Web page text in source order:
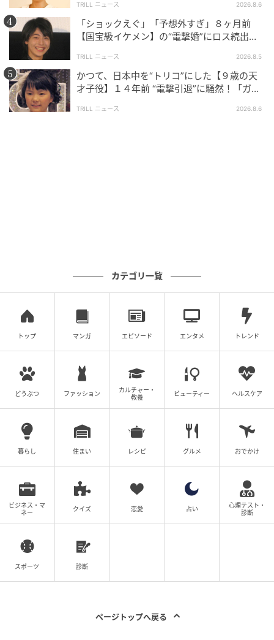
言い方を変えようと。『静かに歩いて！』ではなくて『小
股！』というふうに。これは、効果がありました。さっと直し
てくれて、自分もイラッとしないし、言い方は大事だなと痛感
しています
（中略）夜寝る前にその日にあったことを話す習慣
出典：『森三中・大島美幸さんにインタビュー「今年は夫婦の関係にも
変化がありました」』
（Domani 2020.12.23 配信）
SNSでも「長く続いているのがすごい」「仲の良さが
なく、日常の中で育まれてきた関係性に共感する声が
多い印象で、結婚当初の"驚き"だけでなく、その後の
歩みを通じてお二人への評価が深まっていると感じる
方もいるのではないでしょうか。
それぞれの活動も続いています。鈴木おさむさんは長
年、放送作家として数多くのテレビ番組や企画に関わ
ってきましたが、近年は新たな分野への挑戦にも取り
組んでおり、キャリアの転換期として注目される場面
の幅を広げている点も印象的です。また、2024年には
長年続けてきた放送作家業からの引退を発表
してお
り、大きな節目を迎えたことでも注目を集めました。
大島美幸さんはお笑いトリオ「森三中」のメンバーと
して活動を続けるほか、テレビ番組や各種メディアで
も活躍されています。バラエティ番組での明るいキャ
結婚から年月を経た現在も、それぞれの仕事に向き合
TRILL ニュース 2026.8.6
「ショックえぐ」「予想外すぎ」８ヶ月前
【国宝級イケメン】の“電撃婚”にロス続出！
TRILL ニュース 2026.8.5
かつて、日本中を“トリコ”にした【９歳の天
才子役】１４年前 “電撃引退”に騒然！「ガチ
TRILL ニュース 2026.8.6
カテゴリ一覧
トップ マンガ エピソード エンタメ トレンド
どうぶつ ファッション
カルチャー・
教養
ビューティー ヘルスケア
暮らし 住まい レシピ グルメ おでかけ
ビジネス・マ
ネー
クイズ 恋愛 占い
心理テスト・
診断
スポーツ 診断
ページトップへ戻る